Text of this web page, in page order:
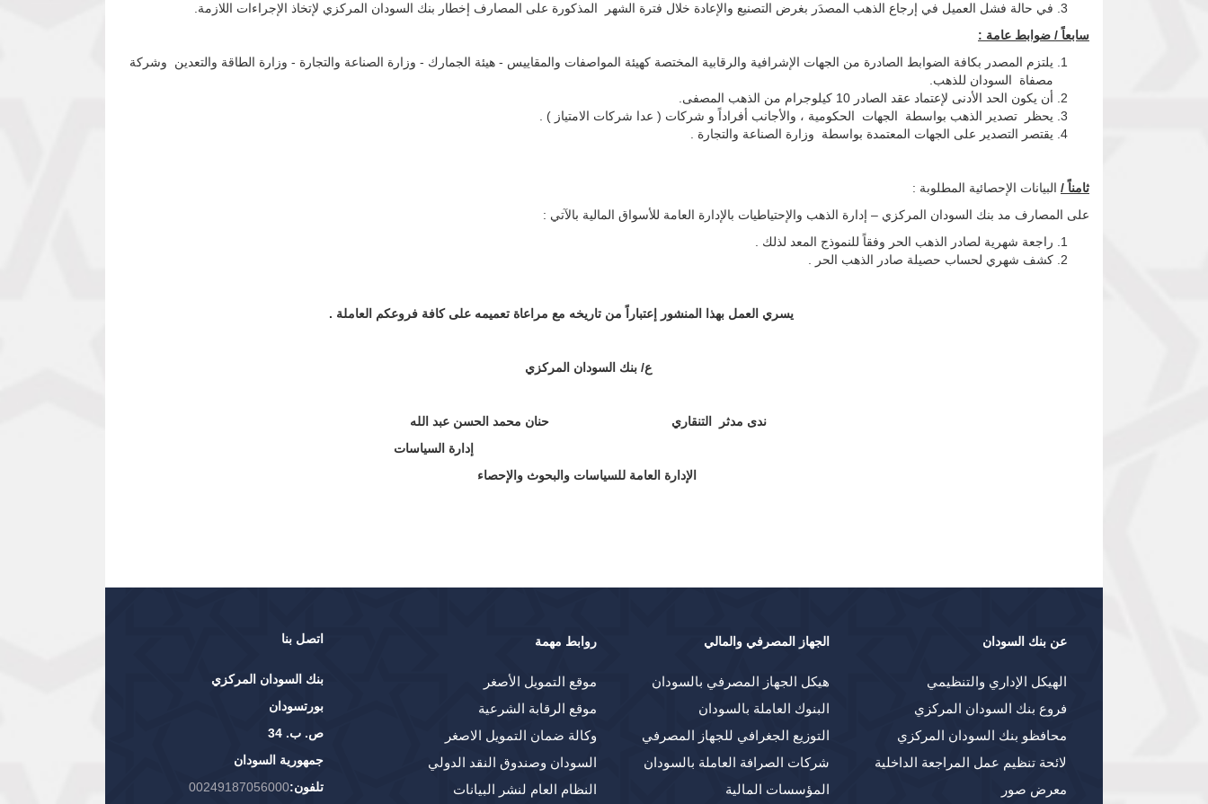
في حالة فشل العميل في إرجاع الذهب المصدَر بغرض التصنيع والإعادة خلال فترة الشهر المذكورة على المصارف إخطار بنك السودان المركزي لإتخاذ الإجراءات اللازمة.
سابعاً / ضوابط عامة :
يلتزم المصدر بكافة الضوابط الصادرة من الجهات الإشرافية والرقابية المختصة كهيئة المواصفات والمقاييس - هيئة الجمارك - وزارة الصناعة والتجارة - وزارة الطاقة والتعدين وشركة
مصفاة السودان للذهب.
أن يكون الحد الأدنى لإعتماد عقد الصادر 10 كيلوجرام من الذهب المصفى.
يحظر تصدير الذهب بواسطة الجهات الحكومية ، والأجانب أفراداً و شركات ( عدا شركات الامتياز ) .
يقتصر التصدير على الجهات المعتمدة بواسطة وزارة الصناعة والتجارة .
ثامناً / البيانات الإحصائية المطلوبة :
على المصارف مد بنك السودان المركزي – إدارة الذهب والإحتياطيات بالإدارة العامة للأسواق المالية بالآتي :
راجعة شهرية لصادر الذهب الحر وفقاً للنموذج المعد لذلك .
كشف شهري لحساب حصيلة صادر الذهب الحر .
يسري العمل بهذا المنشور إعتباراً من تاريخه مع مراعاة تعميمه على كافة فروعكم العاملة .
ع/ بنك السودان المركزي
ندى مدثر التنقاري حنان محمد الحسن عبد الله
إدارة السياسات
الإدارة العامة للسياسات والبحوث والإحصاء
اتصل بنا
بنك السودان المركزي
بورتسودان
ص. ب. 34
جمهورية السودان
تلفون:00249187056000
عن بنك السودان
الهيكل الإداري والتنظيمي
فروع بنك السودان المركزي
محافظو بنك السودان المركزي
لائحة تنظيم عمل المراجعة الداخلية
معرض صور
الجهاز المصرفي والمالي
هيكل الجهاز المصرفي بالسودان
البنوك العاملة بالسودان
التوزيع الجغرافي للجهاز المصرفي
شركات الصرافة العاملة بالسودان
المؤسسات المالية
روابط مهمة
موقع التمويل الأصغر
موقع الرقابة الشرعية
وكالة ضمان التمويل الاصغر
السودان وصندوق النقد الدولي
النظام العام لنشر البيانات